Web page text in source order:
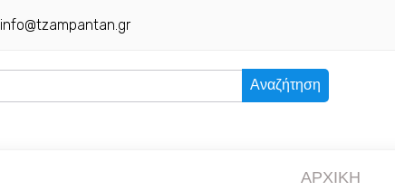
info@tzampantan.gr
Αναζήτηση
ΑΡΧΙΚΗ